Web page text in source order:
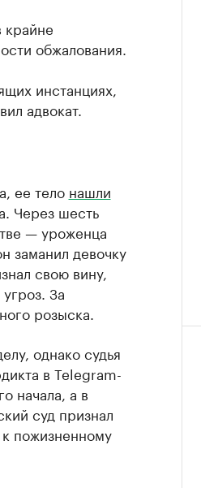
крайне
обжалования.
инстанциях,
адвокат.
ее тело нашли
Через шесть
— уроженца
заманил девочку
свою вину,
угроз. За
розыска.
однако судья
в Telegram-
начала, а в
суд признал
пожизненному